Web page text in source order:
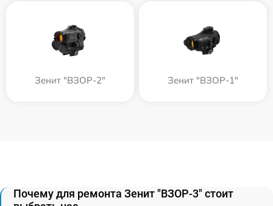
Зенит "ВЗОР-2" Зенит "ВЗОР-1"
Почему для ремонта Зенит "ВЗОР-3" стоит